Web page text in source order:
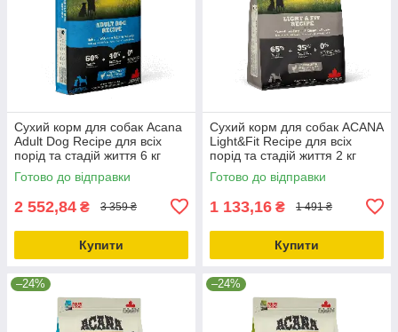
Сухий корм для собак Acana
Adult Dog Recipe для всіх
порід та стадій життя 6 кг
(a52560)
Готово до відправки
2 552,84 ₴ 3 359 ₴
Купити
Сухий корм для собак ACANA
Light&Fit Recipe для всіх
порід та стадій життя 2 кг
(a51220)
Готово до відправки
1 133,16 ₴ 1 491 ₴
Купити
–24% –24%